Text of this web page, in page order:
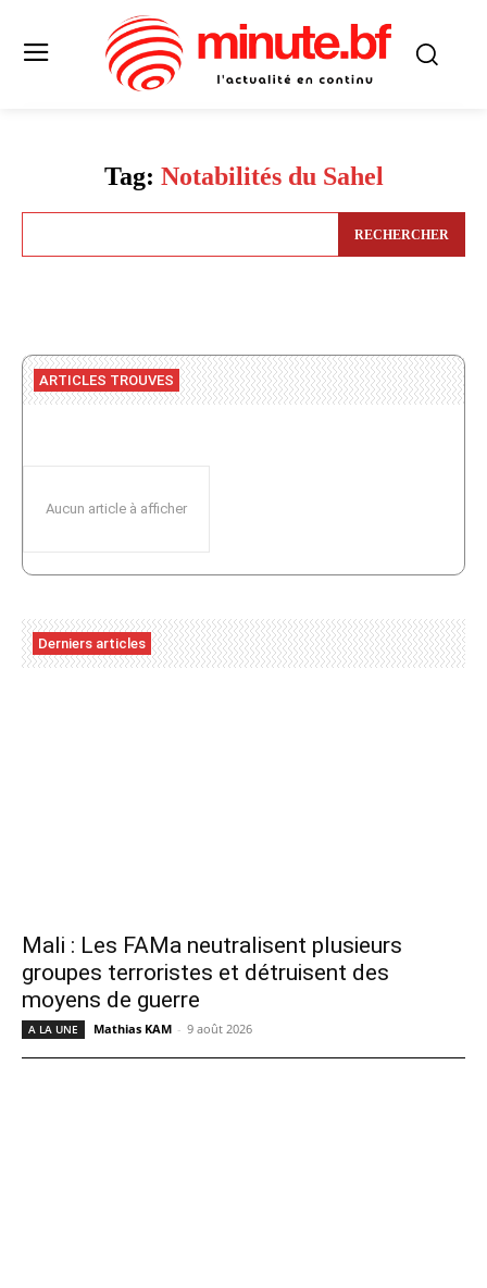
Tag: Notabilités du Sahel
RECHERCHER
ARTICLES TROUVES
Aucun article à afficher
Derniers articles
Mali : Les FAMa neutralisent plusieurs
groupes terroristes et détruisent des
moyens de guerre
A LA UNE Mathias KAM - 9 août 2026